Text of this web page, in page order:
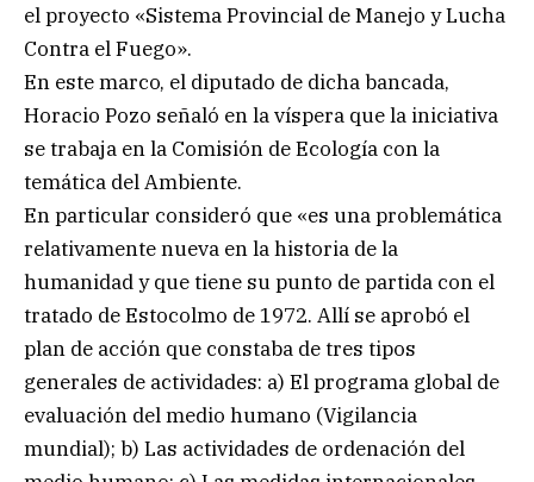
el proyecto «Sistema Provincial de Manejo y Lucha
Contra el Fuego».
En este marco, el diputado de dicha bancada,
Horacio Pozo señaló en la víspera que la iniciativa
se trabaja en la Comisión de Ecología con la
temática del Ambiente.
En particular consideró que «es una problemática
relativamente nueva en la historia de la
humanidad y que tiene su punto de partida con el
tratado de Estocolmo de 1972. Allí se aprobó el
plan de acción que constaba de tres tipos
generales de actividades: a) El programa global de
evaluación del medio humano (Vigilancia
mundial); b) Las actividades de ordenación del